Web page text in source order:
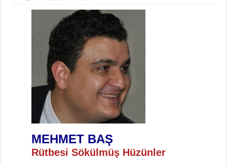
MEHMET BAŞ
Rütbesi Sökülmüş Hüzünler